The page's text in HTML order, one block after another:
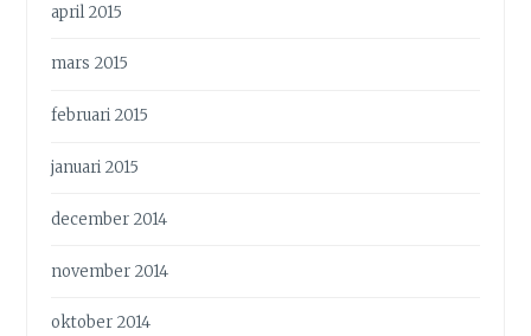
april 2015
mars 2015
februari 2015
januari 2015
december 2014
november 2014
oktober 2014